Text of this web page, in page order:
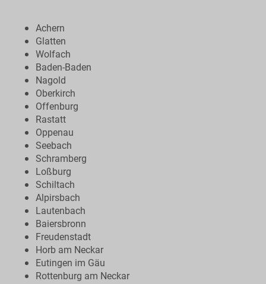
Achern
Glatten
Wolfach
Baden-Baden
Nagold
Oberkirch
Offenburg
Rastatt
Oppenau
Seebach
Schramberg
Loßburg
Schiltach
Alpirsbach
Lautenbach
Baiersbronn
Freudenstadt
Horb am Neckar
Eutingen im Gäu
Rottenburg am Neckar